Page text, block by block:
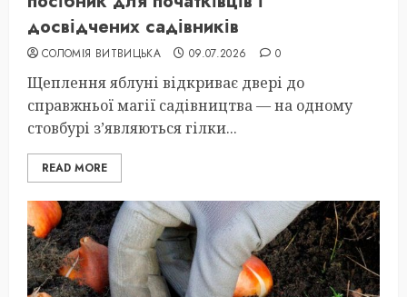
досвідчених садівників
СОЛОМІЯ ВИТВИЦЬКА 09.07.2026 0
Щеплення яблуні відкриває двері до
справжньої магії садівництва — на одному
стовбурі з’являються гілки...
READ MORE